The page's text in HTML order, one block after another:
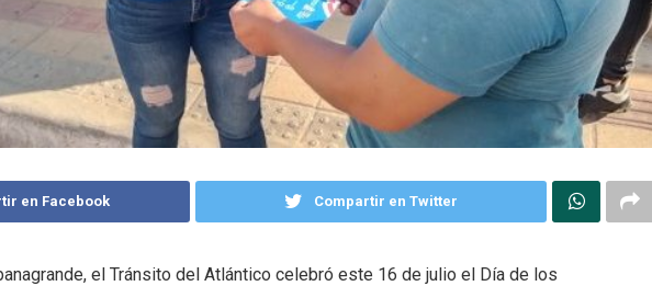
en Facebook Compartir en Twitter
el Tránsito del Atlántico celebró este 16 de julio el Día de los